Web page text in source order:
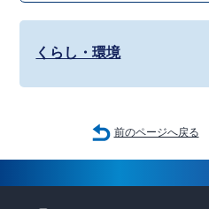
くらし・環境
前のページへ戻る